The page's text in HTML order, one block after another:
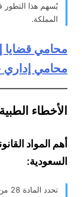
يُسهم هذا التطور
المملكة.
محامي قضايا
محامي إداري
الأخطاء الطبية
أهم المواد
السعودية: